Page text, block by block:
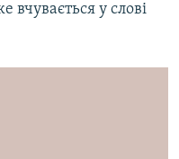
вчувається у слові